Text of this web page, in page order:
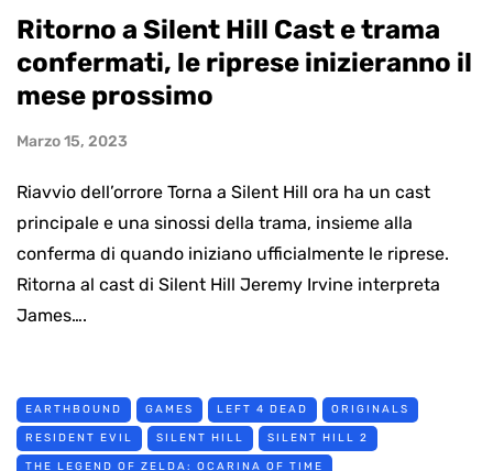
Ritorno a Silent Hill Cast e trama
confermati, le riprese inizieranno il
mese prossimo
Marzo 15, 2023
Riavvio dell’orrore Torna a Silent Hill ora ha un cast
principale e una sinossi della trama, insieme alla
conferma di quando iniziano ufficialmente le riprese.
Ritorna al cast di Silent Hill Jeremy Irvine interpreta
James….
EARTHBOUND GAMES LEFT 4 DEAD ORIGINALS
RESIDENT EVIL SILENT HILL SILENT HILL 2
THE LEGEND OF ZELDA: OCARINA OF TIME